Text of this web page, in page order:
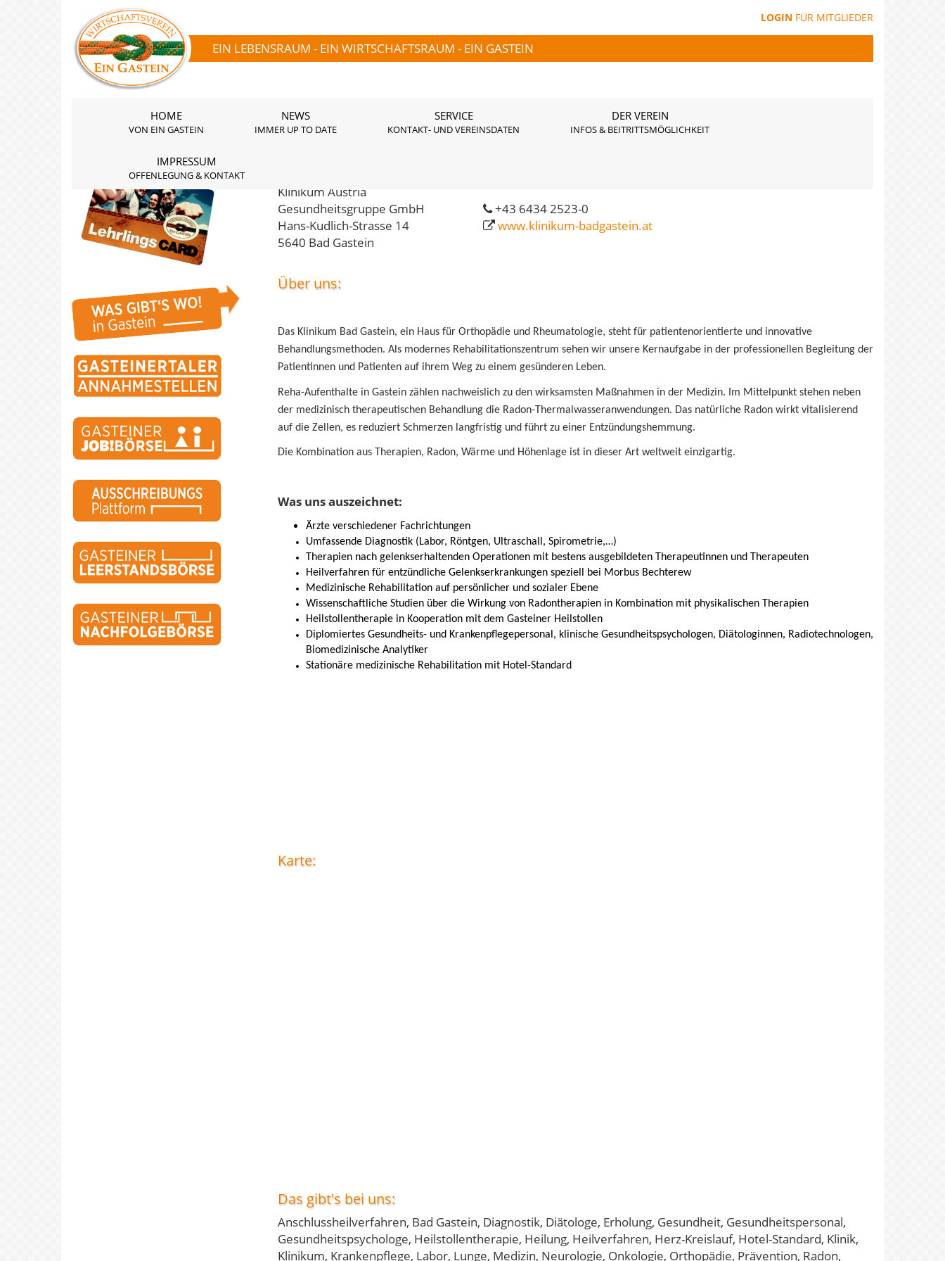
LOGIN FÜR MITGLIEDER
EIN LEBENSRAUM - EIN WIRTSCHAFTSRAUM - EIN GASTEIN
HOME
VON EIN GASTEIN
NEWS
IMMER UP TO DATE
SERVICE
KONTAKT- UND VEREINSDATEN
DER VEREIN
INFOS & BEITRITTSMÖGLICHKEIT
IMPRESSUM
OFFENLEGUNG & KONTAKT
Klinikum Austria
Gesundheitsgruppe GmbH
Hans-Kudlich-Strasse 14
5640 Bad Gastein
+43 6434 2523-0
www.klinikum-badgastein.at
Über uns:
Das Klinikum Bad Gastein, ein Haus für Orthopädie und Rheumatologie, steht für patientenorientierte und innovative
Behandlungsmethoden. Als modernes Rehabilitationszentrum sehen wir unsere Kernaufgabe in der professionellen Begleitung der
Patientinnen und Patienten auf ihrem Weg zu einem gesünderen Leben.
Reha-Aufenthalte in Gastein zählen nachweislich zu den wirksamsten Maßnahmen in der Medizin. Im Mittelpunkt stehen neben
der medizinisch therapeutischen Behandlung die Radon-Thermalwasseranwendungen. Das natürliche Radon wirkt vitalisierend
auf die Zellen, es reduziert Schmerzen langfristig und führt zu einer Entzündungshemmung.
Die Kombination aus Therapien, Radon, Wärme und Höhenlage ist in dieser Art weltweit einzigartig.
Was uns auszeichnet:
Ärzte verschiedener Fachrichtungen
Umfassende Diagnostik (Labor, Röntgen, Ultraschall, Spirometrie,…)
Therapien nach gelenkserhaltenden Operationen mit bestens ausgebildeten Therapeutinnen und Therapeuten
Heilverfahren für entzündliche Gelenkserkrankungen speziell bei Morbus Bechterew
Medizinische Rehabilitation auf persönlicher und sozialer Ebene
Wissenschaftliche Studien über die Wirkung von Radontherapien in Kombination mit physikalischen Therapien
Heilstollentherapie in Kooperation mit dem Gasteiner Heilstollen
Diplomiertes Gesundheits- und Krankenpflegepersonal, klinische Gesundheitspsychologen, Diätologinnen, Radiotechnologen,
Biomedizinische Analytiker
Stationäre medizinische Rehabilitation mit Hotel-Standard
Karte:
Das gibt's bei uns:
Anschlussheilverfahren, Bad Gastein, Diagnostik, Diätologe, Erholung, Gesundheit, Gesundheitspersonal,
Gesundheitspsychologe, Heilstollentherapie, Heilung, Heilverfahren, Herz-Kreislauf, Hotel-Standard, Klinik,
Klinikum, Krankenpflege, Labor, Lunge, Medizin, Neurologie, Onkologie, Orthopädie, Prävention, Radon,